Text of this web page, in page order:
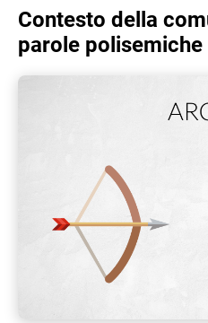
Contesto della
parole polisemiche